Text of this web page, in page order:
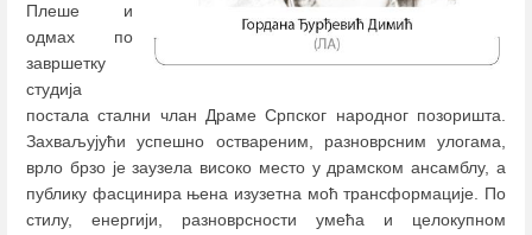
Плеше и
одмах по
завршетку
студија
постала стални члан Драме Српског народног позоришта.
Захваљујући успешно оствареним, разноврсним улогама,
врло брзо је заузела високо место у драмском ансамблу, а
публику фасцинира њена изузетна моћ трансформације. По
стилу, енергији, разноврсности умећа и целокупном